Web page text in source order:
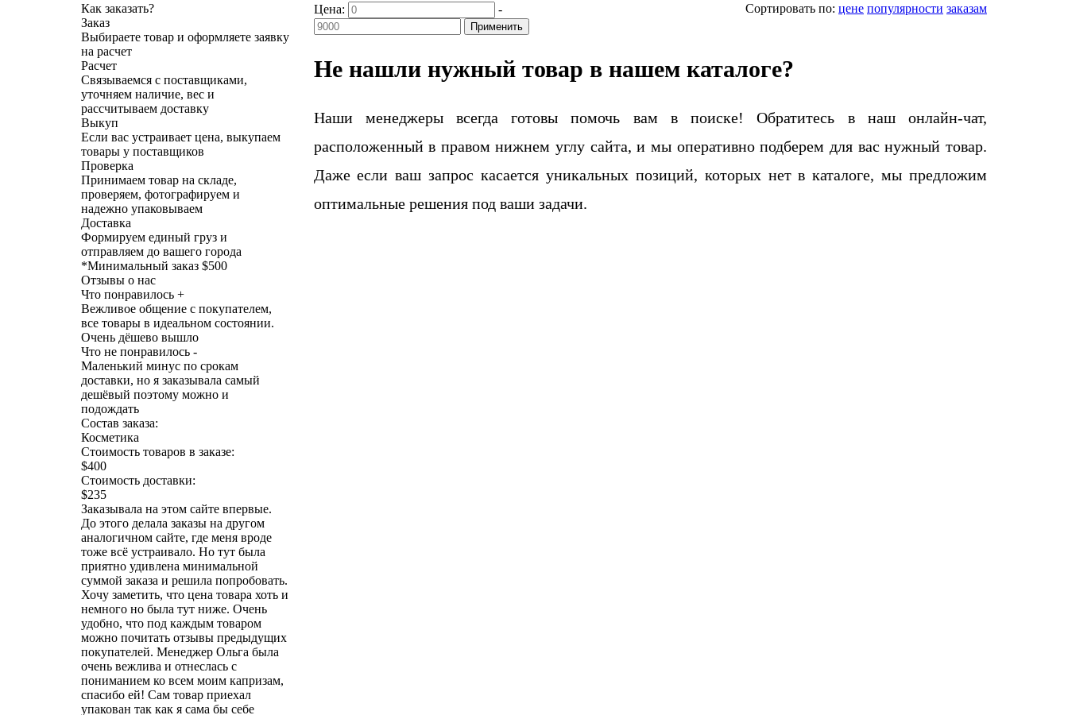
Как заказать?
Заказ
Выбираете товар и оформляете заявку
на расчет
Расчет
Связываемся с поставщиками,
уточняем наличие, вес и
рассчитываем доставку
Выкуп
Если вас устраивает цена, выкупаем
товары у поставщиков
Проверка
Принимаем товар на складе,
проверяем, фотографируем и
надежно упаковываем
Доставка
Формируем единый груз и
отправляем до вашего города
*Минимальный заказ $500
Отзывы о нас
Что понравилось +
Вежливое общение с покупателем,
все товары в идеальном состоянии.
Очень дёшево вышло
Что не понравилось -
Маленький минус по срокам
доставки, но я заказывала самый
дешёвый поэтому можно и
подождать
Состав заказа:
Косметика
Стоимость товаров в заказе:
$400
Стоимость доставки:
$235
Заказывала на этом сайте впервые.
До этого делала заказы на другом
аналогичном сайте, где меня вроде
тоже всё устраивало. Но тут была
приятно удивлена минимальной
суммой заказа и решила попробовать.
Хочу заметить, что цена товара хоть и
немного но была тут ниже. Очень
удобно, что под каждым товаром
можно почитать отзывы предыдущих
покупателей. Менеджер Ольга была
очень вежлива и отнеслась с
пониманием ко всем моим капризам,
спасибо ей! Сам товар приехал
упакован так как я сама бы себе
Сортировать по: цене популярности заказам
Цена: -
Применить
Не нашли нужный товар в нашем каталоге?
Наши менеджеры всегда готовы помочь вам в поиске! Обратитесь в наш онлайн-чат,
расположенный в правом нижнем углу сайта, и мы оперативно подберем для вас нужный товар.
Даже если ваш запрос касается уникальных позиций, которых нет в каталоге, мы предложим
оптимальные решения под ваши задачи.